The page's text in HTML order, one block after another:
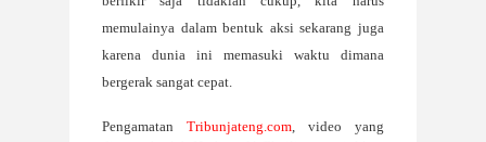
memulainya dalam bentuk aksi sekarang juga
karena dunia ini memasuki waktu dimana
bergerak sangat cepat.
Pengamatan Tribunjateng.com, video yang